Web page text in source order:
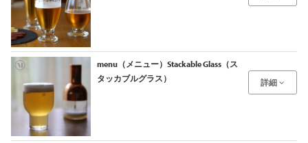
menu（メニュー）Stackable Glass（ス
タッカブルグラス）
詳細